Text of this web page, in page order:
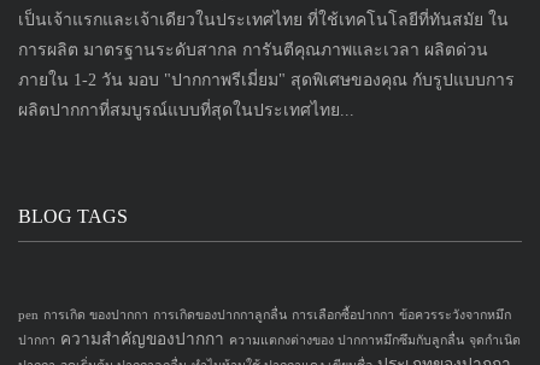
เป็นเจ้าแรกและเจ้าเดียวในประเทศไทย ที่ใช้เทคโนโลยีที่ทันสมัย ใน
การผลิต มาตรฐานระดับสากล การันตีคุณภาพและเวลา ผลิตด่วน
ภายใน 1-2 วัน มอบ "ปากกาพรีเมี่ยม" สุดพิเศษของคุณ กับรูปแบบการ
ผลิตปากกาที่สมบูรณ์แบบที่สุดในประเทศไทย...
BLOG TAGS
pen การเกิด ของปากกา การเกิดของปากกาลูกลื่น การเลือกซื้อปากกา ข้อควรระวังจากหมึก
ปากกา ความสำคัญของปากกา ความแตกงต่างของ ปากกาหมึกซึมกับลูกลื่น จุดกำเนิด